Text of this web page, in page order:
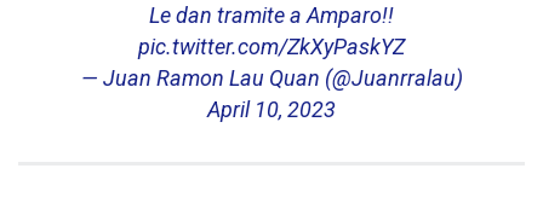
Le dan tramite a Amparo!!
pic.twitter.com/ZkXyPaskYZ
— Juan Ramon Lau Quan (@Juanrralau)
April 10, 2023